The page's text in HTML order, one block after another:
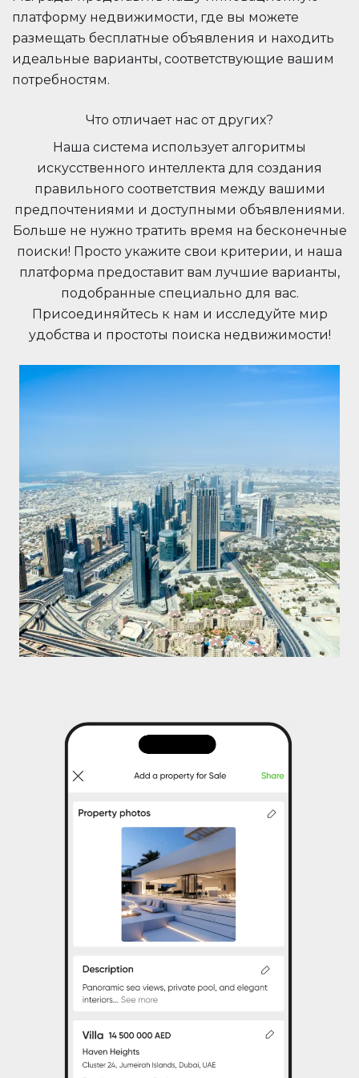
платформу недвижимости, где вы можете
размещать бесплатные объявления и находить
идеальные варианты, соответствующие вашим
потребностям.
Что отличает нас от других?
Наша система использует алгоритмы
искусственного интеллекта для создания
правильного соответствия между вашими
предпочтениями и доступными объявлениями.
Больше не нужно тратить время на бесконечные
поиски! Просто укажите свои критерии, и наша
платформа предоставит вам лучшие варианты,
подобранные специально для вас.
Присоединяйтесь к нам и исследуйте мир
удобства и простоты поиска недвижимости!